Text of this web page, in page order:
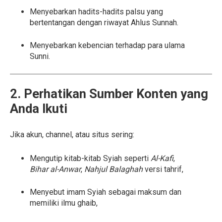
Menyebarkan hadits-hadits palsu yang
bertentangan dengan riwayat Ahlus Sunnah.
Menyebarkan kebencian terhadap para ulama
Sunni.
2. Perhatikan Sumber Konten yang
Anda Ikuti
Jika akun, channel, atau situs sering:
Mengutip kitab-kitab Syiah seperti Al-Kafi,
Bihar al-Anwar, Nahjul Balaghahversi tahrif,
Menyebut imam Syiah sebagai maksum dan
memiliki ilmu ghaib,